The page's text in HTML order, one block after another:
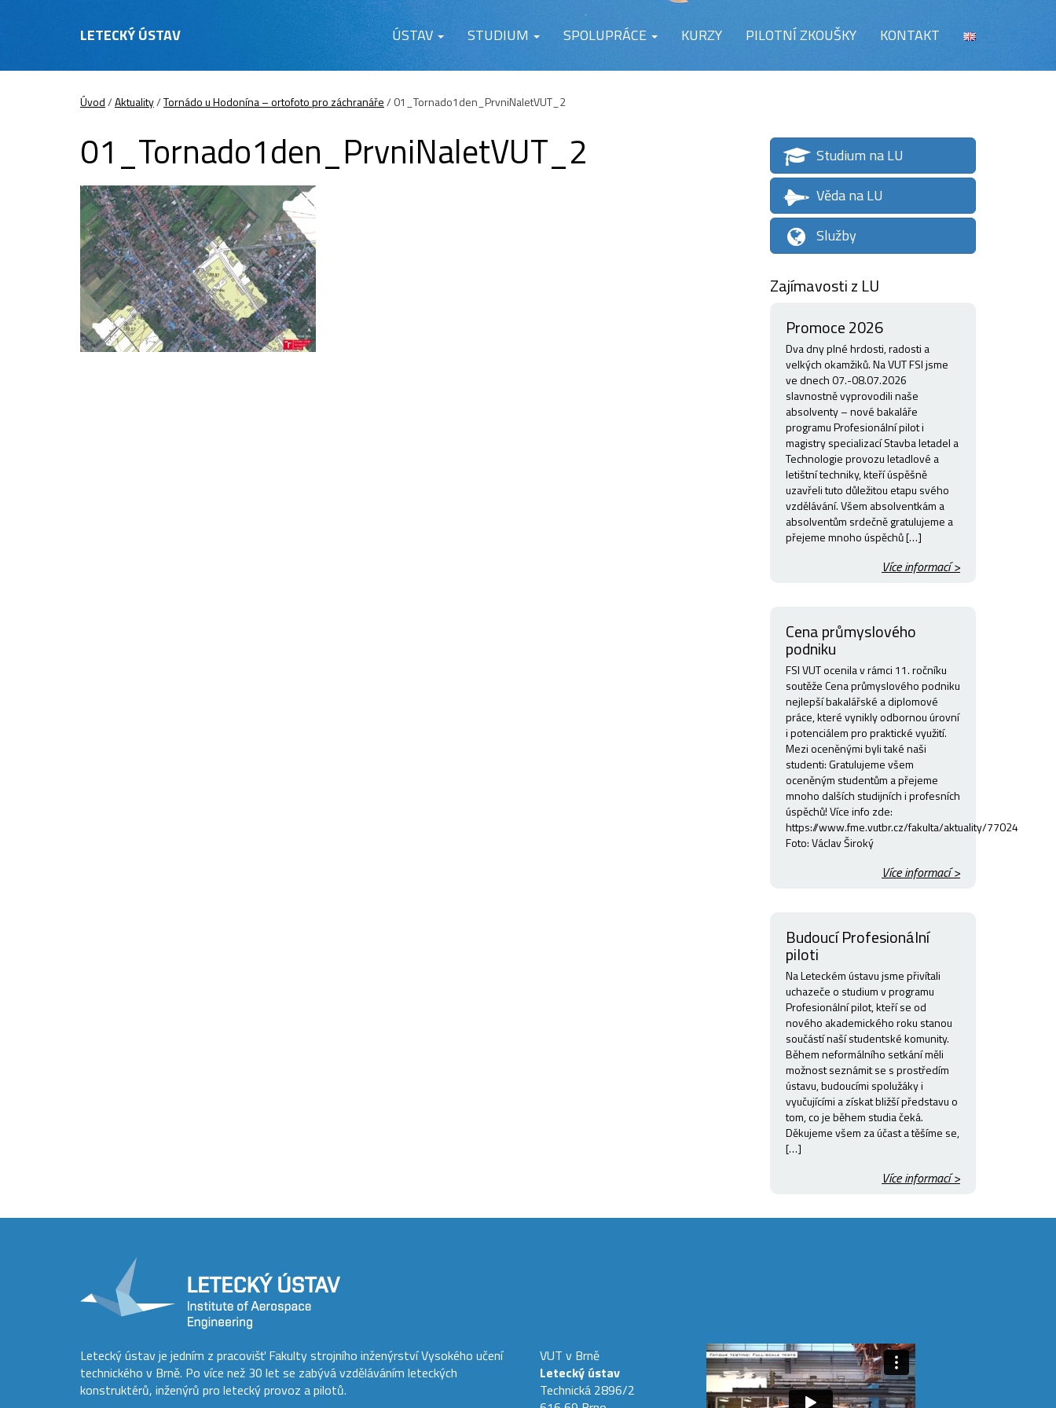
LETECKÝ ÚSTAV ÚSTAV STUDIUM SPOLUPRÁCE KURZY PILOTNÍ ZKOUŠKY KONTAKT
Úvod/Aktuality/Tornádo u Hodonína – ortofoto pro záchranáře/ 01_Tornado1den_PrvniNaletVUT_2
01_Tornado1den_PrvniNaletVUT_2
Studium na LU
Věda na LU
Služby
Zajímavosti z LU
Promoce 2026
Dva dny plné hrdosti, radosti a
velkých okamžiků. Na VUT FSI jsme
ve dnech 07.-08.07.2026
slavnostně vyprovodili naše
absolventy – nové bakaláře
programu Profesionální pilot i
magistry specializací Stavba letadel a
Technologie provozu letadlové a
letištní techniky, kteří úspěšně
uzavřeli tuto důležitou etapu svého
vzdělávání. Všem absolventkám a
absolventům srdečně gratulujeme a
přejeme mnoho úspěchů […]
Více informací >
Cena průmyslového
podniku
FSI VUT ocenila v rámci 11. ročníku
soutěže Cena průmyslového podniku
nejlepší bakalářské a diplomové
práce, které vynikly odbornou úrovní
i potenciálem pro praktické využití.
Mezi oceněnými byli také naši
studenti: Gratulujeme všem
oceněným studentům a přejeme
mnoho dalších studijních i profesních
úspěchů! Více info zde:
https://www.fme.vutbr.cz/fakulta/aktuality/77024
Foto: Václav Široký
Více informací >
Budoucí Profesionální
piloti
Na Leteckém ústavu jsme přivítali
uchazeče o studium v programu
Profesionální pilot, kteří se od
nového akademického roku stanou
součástí naší studentské komunity.
Během neformálního setkání měli
možnost seznámit se s prostředím
ústavu, budoucími spolužáky i
vyučujícími a získat bližší představu o
tom, co je během studia čeká.
Děkujeme všem za účast a těšíme se,
[…]
Více informací >
Letecký ústav je jedním z pracovišť Fakulty strojního inženýrství Vysokého učení
technického v Brně. Po více než 30 let se zabývá vzděláváním leteckých
konstruktérů, inženýrů pro letecký provoz a pilotů.
VUT v Brně
Letecký ústav
Technická 2896/2